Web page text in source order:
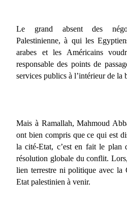
Le grand absent des
Palestinienne, à qui les
arabes et les Américains
responsable des points de
services publics à l’intérieur de la
Mais à Ramallah, Mahmoud
ont bien compris que ce qui est
la cité-Etat, c’est en fait le plan
résolution globale du conflit.
lien terrestre ni politique avec la
Etat palestinien à venir.